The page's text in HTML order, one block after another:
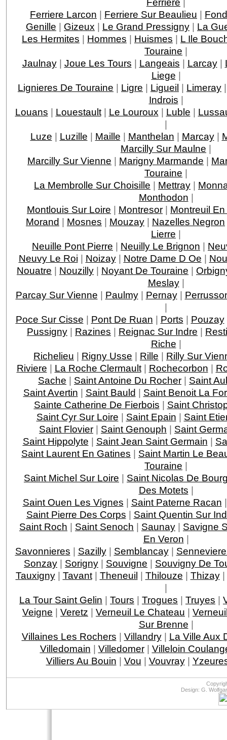
Ferriere Larcon | Ferriere Sur Beaulieu |
Genille | Gizeux | Le Grand Pressigny | La
Les Hermites | Hommes | Huismes | L Ile
Touraine |
Jaulnay| Joue Les Tours | Langeais | Larcay|
Liege |
Lignieres De Touraine | Ligre | Ligueil | Limeray
Indrois |
Louans | Louestault| Le Louroux | Luble |
|
Luze | Luzille | Maille | Manthelan | Marcay|
Marcilly Sur Maulne |
Marcilly Sur Vienne | Marigny Marmande |
Touraine |
La Membrolle Sur Choisille | Mettray |
Monthodon |
Montlouis Sur Loire | Montresor | Montreuil
Morand | Mosnes | Mouzay | Nazelles Negron
Lierre |
Neuille Pont Pierre | Neuilly Le Brignon |
Neuvy Le Roi | Noizay| Notre Dame D Oe |
Nouatre | Nouzilly | Noyant De Touraine |
Meslay|
Parcay Sur Vienne | Paulmy| Pernay|
|
Poce Sur Cisse | Pont De Ruan | Ports | Pouzay
Pussigny | Razines | Reignac Sur Indre |
Riche |
Richelieu | Rigny Usse | Rille | Rilly Sur
Riviere | La Roche Clermault| Rochecorbon |
Sache | Saint Antoine Du Rocher | Saint
Saint Avertin | Saint Bauld | Saint Benoit La
Sainte Catherine De Fierbois | Saint
Saint Cyr Sur Loire | Saint Epain | Saint
Saint Flovier | Saint Genouph | Saint
Saint Hippolyte | Saint Jean Saint Germain |
Saint Laurent En Gatines | Saint Martin Le
Touraine |
Saint Michel Sur Loire | Saint Nicolas De
Des Motets |
Saint Ouen Les Vignes | Saint Paterne Racan
Saint Pierre Des Corps | Saint Quentin Sur
Saint Roch | Saint Senoch | Saunay | Savigne
En Veron |
Savonnieres | Sazilly| Semblancay|
Sonzay | Sorigny | Souvigne | Souvigny De
Tauxigny| Tavant| Theneuil | Thilouze | Thizay|
|
La Tour Saint Gelin | Tours | Trogues | Truyes |
Veigne | Veretz | Verneuil Le Chateau |
Sur Brenne |
Villaines Les Rochers | Villandry| La Ville Aux
Villedomain | Villedomer| Villeloin
Villiers Au Bouin | Vou | Vouvray|
Design: G.